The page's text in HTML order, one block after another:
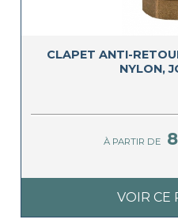
CLAPET ANTI-
NYLON,
À PARTIR DE
VOIR CE